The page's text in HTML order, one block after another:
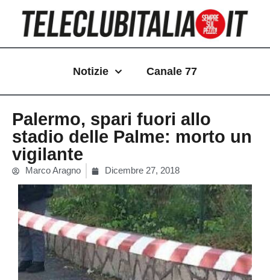
contenuto
Notizie Canale 77
Palermo, spari fuori allo
stadio delle Palme: morto un
vigilante
Marco Aragno Dicembre 27, 2018